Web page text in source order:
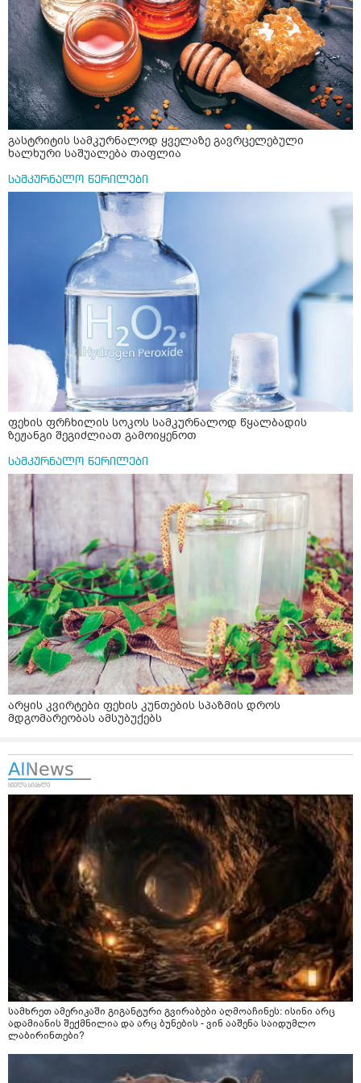
საღამოს ვახშამზე რომ მივიღო თუ შეიძლება? P.S მიზანი
არის ანთების საწინააღმდეგო,ანტიოქსიდანტური და
დამამშვიდებელი( მშვიდი ძილისთვის)
გასტრიტის სამკურნალოდ ყველაზე გავრცელებული
ხალხური საშუალება თაფლია
სამკურნალო წერილები
ფეხის ფრჩხილის სოკოს სამკურნალოდ წყალბადის
ზეჟანგი შეგიძლიათ გამოიყენოთ
სამკურნალო წერილები
არყის კვირტები ფეხის კუნთების სპაზმის დროს
მდგომარეობას ამსუბუქებს
სამხრეთ ამერიკაში გიგანტური გვირაბები აღმოაჩინეს: ისინი არც
ადამიანის შექმნილია და არც ბუნების - ვინ ააშენა საიდუმლო
ლაბირინთები?